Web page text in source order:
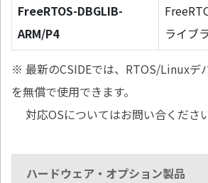
FreeRTOS-DBGLIB-
ARM/P4
ライブ
※ 最新のCSIDEでは、RTOS/Linuxデ
を無償で使用できます。
対応OSについてはお問い合ください
ハードウェア・オプション製品